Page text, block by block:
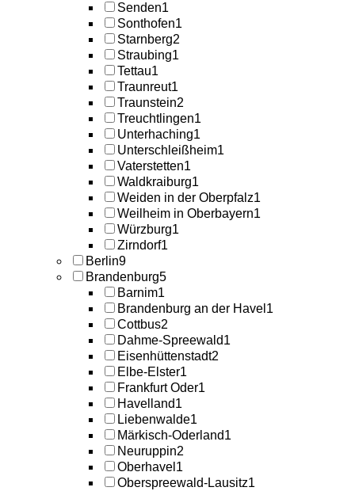
Senden1
Sonthofen1
Starnberg2
Straubing1
Tettau1
Traunreut1
Traunstein2
Treuchtlingen1
Unterhaching1
Unterschleißheim1
Vaterstetten1
Waldkraiburg1
Weiden in der Oberpfalz1
Weilheim in Oberbayern1
Würzburg1
Zirndorf1
Berlin9
Brandenburg5
Barnim1
Brandenburg an der Havel 1
Cottbus2
Dahme-Spreewald1
Eisenhüttenstadt2
Elbe-Elster1
Frankfurt Oder1
Havelland1
Liebenwalde1
Märkisch-Oderland1
Neuruppin2
Oberhavel 1
Oberspreewald-Lausitz1